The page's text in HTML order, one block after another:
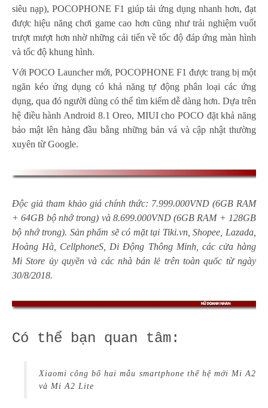
siêu nạp), POCOPHONE F1 giúp tải ứng dụng nhanh hơn, đạt
được hiệu năng chơi game cao hơn cũng như trải nghiệm vuốt
trượt mượt hơn nhờ những cải tiến về tốc độ đáp ứng màn hình
và tốc độ khung hình.
Với POCO Launcher mới, POCOPHONE F1 được trang bị một
ngăn kéo ứng dụng có khả năng tự động phân loại các ứng
dụng, qua đó người dùng có thể tìm kiếm dễ dàng hơn. Dựa trên
hệ điều hành Android 8.1 Oreo, MIUI cho POCO đặt khả năng
bảo mật lên hàng đầu bằng những bản vá và cập nhật thường
xuyên từ Google.
Độc giả tham khảo giá chính thức: 7.999.000VND (6GB RAM
+ 64GB bộ nhớ trong) và 8.699.000VND (6GB RAM + 128GB
bộ nhớ trong). Sản phẩm sẽ có mặt tại Tiki.vn, Shopee, Lazada,
Hoàng Hà, CellphoneS, Di Động Thông Minh, các cửa hàng
Mi Store ủy quyền và các nhà bán lẻ trên toàn quốc từ ngày
30/8/2018.
Có thể bạn quan tâm:
Xiaomi công bố hai mẫu smartphone thế hệ mới Mi A2
và Mi A2 Lite